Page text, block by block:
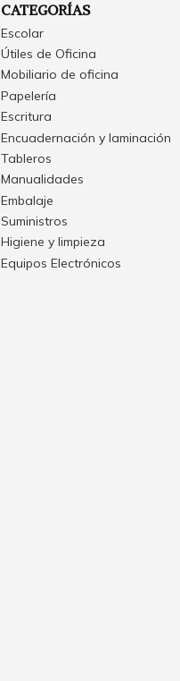
CATEGORÍAS
Escolar
Útiles de Oficina
Mobiliario de oficina
Papelería
Escritura
Encuadernación y laminación
Tableros
Manualidades
Embalaje
Suministros
Higiene y limpieza
Equipos Electrónicos